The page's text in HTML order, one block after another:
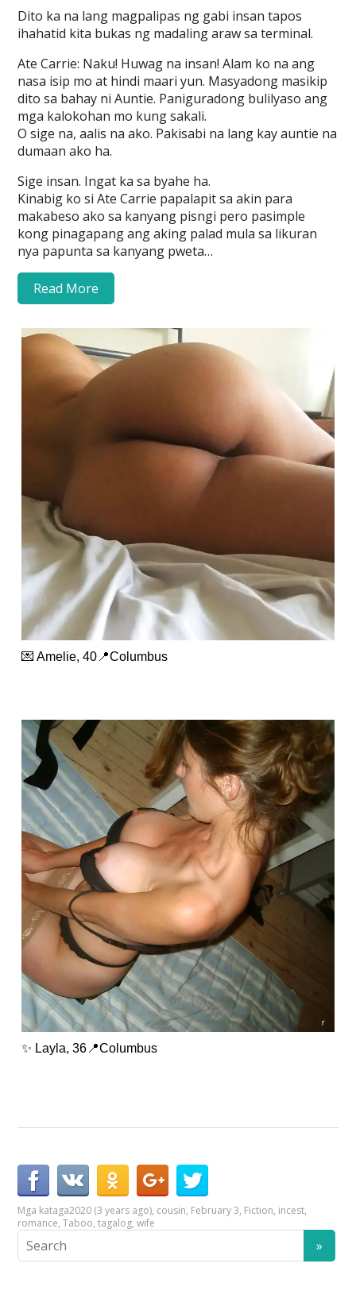
Dito ka na lang magpalipas ng gabi insan tapos
ihahatid kita bukas ng madaling araw sa terminal.
Ate Carrie: Naku! Huwag na insan! Alam ko na ang
nasa isip mo at hindi maari yun. Masyadong masikip
dito sa bahay ni Auntie. Paniguradong bulilyaso ang
mga kalokohan mo kung sakali.
O sige na, aalis na ako. Pakisabi na lang kay auntie na
dumaan ako ha.
Sige insan. Ingat ka sa byahe ha.
Kinabig ko si Ate Carrie papalapit sa akin para
makabeso ako sa kanyang pisngi pero pasimple
kong pinagapang ang aking palad mula sa likuran
nya papunta sa kanyang pweta…
Read More
💌 Amelie, 40📍Columbus
✨ Layla, 36📍Columbus
Mga kataga2020 (3 years ago), cousin, February 3, Fiction, incest,
romance,Taboo,tagalog,wife